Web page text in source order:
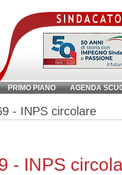
PRIMO PIANO AGENDA
chiave:
- INPS circolare
- INPS